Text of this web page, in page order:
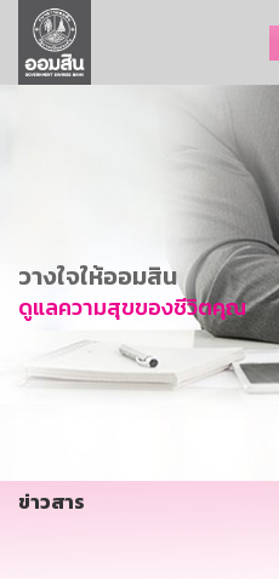
ลูกค้าธุรกิจ
ลูกค้าผู้ประกอบรายย่อย
การพัฒนาที่ยั่งยืน
ข่าวสาร
บริการทางการเงิน
อื่นๆ
วางใจให้ออมสิน
ดูแลความสุขของชีวิตคุณ
ข่าวสาร